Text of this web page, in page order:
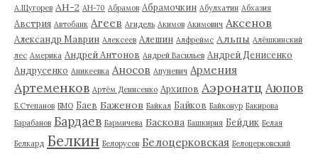
А.Щугорев АН-2 АН-70 Абрамов Абрамочкин Абулхатин Абхазия
Австрия Автобанк Агеев Агидель Акимов Акимович Аксенов
Александр Маврин Алексеев Алешин Алфреймс Альпы Алёшкинский
лес Америка Андрей Антонов Андрей Васильев Андрей Денисенко
Андрусенко Аникеевка Аносов Апуневич Армения
Артеменков Артём Денисенко Архипов Аэронатц Аюпов
Б.Степанов БМО Баев Баженов Байкал Байков Байконур Бакирова
Барабанов Бардаев Бармичева Баскова Башкирия Бейдик Белая
Белкард Белкин Белорусов Белоцерковская Белоцерковский